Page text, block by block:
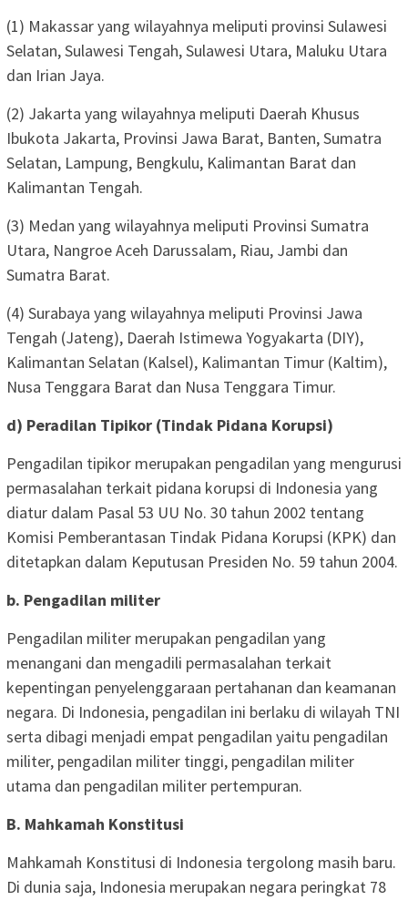
(1) Makassar yang wilayahnya meliputi provinsi Sulawesi
Selatan, Sulawesi Tengah, Sulawesi Utara, Maluku Utara
dan Irian Jaya.
(2) Jakarta yang wilayahnya meliputi Daerah Khusus
Ibukota Jakarta, Provinsi Jawa Barat, Banten, Sumatra
Selatan, Lampung, Bengkulu, Kalimantan Barat dan
Kalimantan Tengah.
(3) Medan yang wilayahnya meliputi Provinsi Sumatra
Utara, Nangroe Aceh Darussalam, Riau, Jambi dan
Sumatra Barat.
(4) Surabaya yang wilayahnya meliputi Provinsi Jawa
Tengah (Jateng), Daerah Istimewa Yogyakarta (DIY),
Kalimantan Selatan (Kalsel), Kalimantan Timur (Kaltim),
Nusa Tenggara Barat dan Nusa Tenggara Timur.
d) Peradilan Tipikor (Tindak Pidana Korupsi)
Pengadilan tipikor merupakan pengadilan yang mengurusi
permasalahan terkait pidana korupsi di Indonesia yang
diatur dalam Pasal 53 UU No. 30 tahun 2002 tentang
Komisi Pemberantasan Tindak Pidana Korupsi (KPK) dan
ditetapkan dalam Keputusan Presiden No. 59 tahun 2004.
b. Pengadilan militer
Pengadilan militer merupakan pengadilan yang
menangani dan mengadili permasalahan terkait
kepentingan penyelenggaraan pertahanan dan keamanan
negara. Di Indonesia, pengadilan ini berlaku di wilayah TNI
serta dibagi menjadi empat pengadilan yaitu pengadilan
militer, pengadilan militer tinggi, pengadilan militer
utama dan pengadilan militer pertempuran.
B. Mahkamah Konstitusi
Mahkamah Konstitusi di Indonesia tergolong masih baru.
Di dunia saja, Indonesia merupakan negara peringkat 78